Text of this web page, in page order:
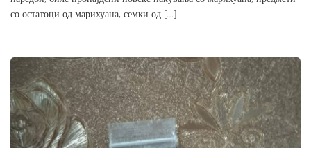
со остатоци од марихуана, семки од […]